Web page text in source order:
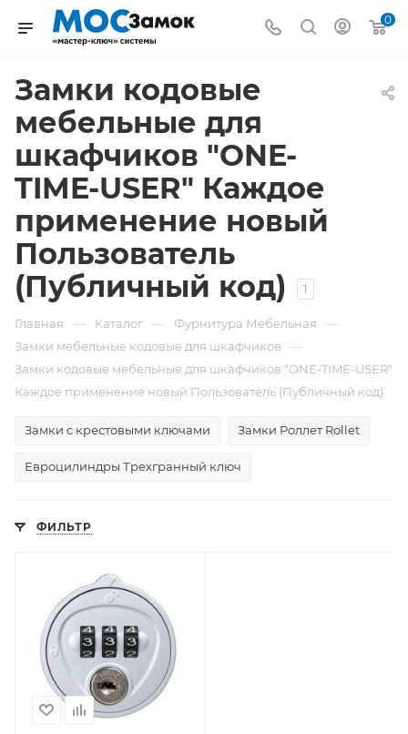
0
Замки кодовые
мебельные для
шкафчиков "ONE-
TIME-USER" Каждое
применение новый
Пользователь
(Публичный код)
1
Главная — Каталог — Фурнитура Мебельная —
Замки мебельные кодовые для шкафчиков —
Замки кодовые мебельные для шкафчиков "ONE-TIME-USER"
Каждое применение новый Пользователь (Публичный код)
Замки с крестовыми ключами Замки Роллет Rollet
Евроцилиндры Трехгранный ключ
ФИЛЬТР